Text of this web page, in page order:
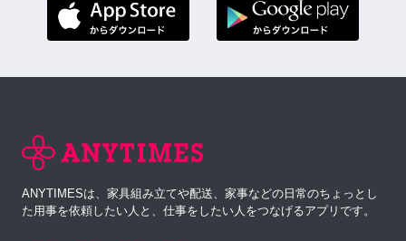
ANYTIMESは、家具組み立てや配送、家事などの日常のちょっとし
た用事を依頼したい人と、仕事をしたい人をつなげるアプリです。